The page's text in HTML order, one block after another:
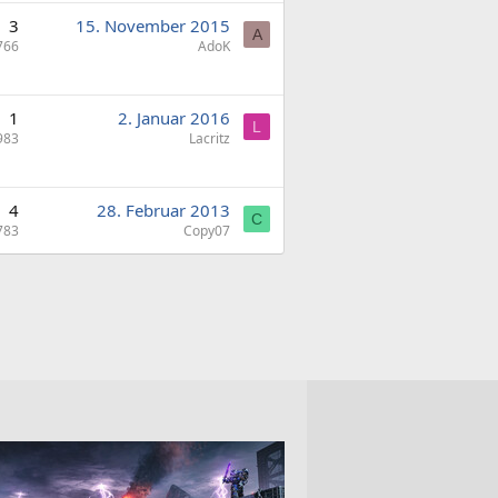
3 15. November 2015
AdoK
A
1 2. Januar 2016
Lacritz
L
4 28. Februar 2013
Copy07
C